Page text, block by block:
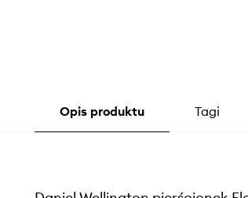
Opis produktu Tagi